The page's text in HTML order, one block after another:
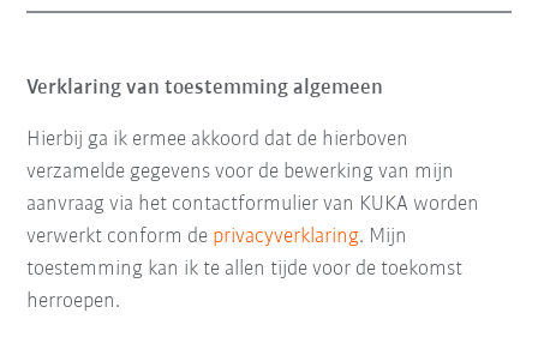
Verklaring van toestemming algemeen
Hierbij ga ik ermee akkoord dat de hierboven
verzamelde gegevens voor de bewerking van mijn
aanvraag via het contactformulier van KUKA worden
verwerkt conform de privacyverklaring. Mijn
toestemming kan ik te allen tijde voor de toekomst
herroepen.